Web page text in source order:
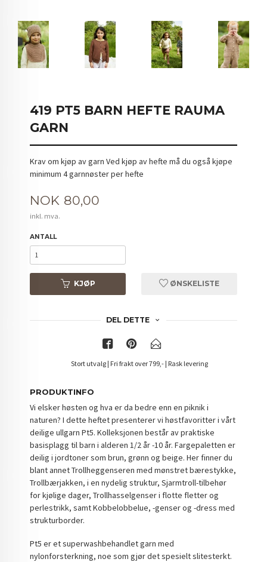
419 PT5 BARN HEFTE RAUMA
GARN
Krav om kjøp av garn Ved kjøp av hefte må du også kjøpe
minimum 4 garnnøster per hefte
Pris
NOK 80,00
inkl. mva.
ANTALL
KJØP ØNSKELISTE
DEL DETTE
Stort utvalg | Fri frakt over 799,- | Rask levering
PRODUKTINFO
Vi elsker høsten og hva er da bedre enn en piknik i
naturen? I dette heftet presenterer vi høstfavoritter i vårt
deilige ullgarn Pt5. Kolleksjonen består av praktiske
basisplagg til barn i alderen 1/2 år -10 år. Fargepaletten er
deilig i jordtoner som brun, grønn og beige. Her finner du
blant annet Trollheggenseren med mønstret bærestykke,
Trollbærjakken, i en nydelig struktur, Sjarmtroll-tilbehør
for kjølige dager, Trollhasselgenser i flotte fletter og
perlestrikk, samt Kobbelobbelue, -genser og -dress med
strukturborder.
Pt5 er et superwashbehandlet garn med
nylonforsterkning, noe som gjør det spesielt slitesterkt.